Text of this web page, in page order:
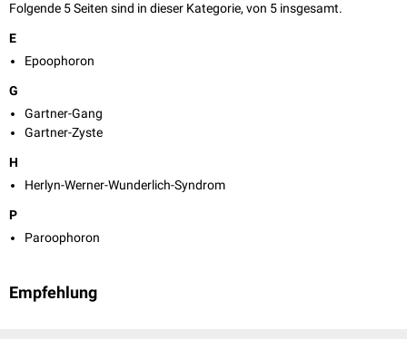
Folgende 5 Seiten sind in dieser Kategorie, von 5 insgesamt.
E
Epoophoron
G
Gartner-Gang
Gartner-Zyste
H
Herlyn-Werner-Wunderlich-Syndrom
P
Paroophoron
Empfehlung